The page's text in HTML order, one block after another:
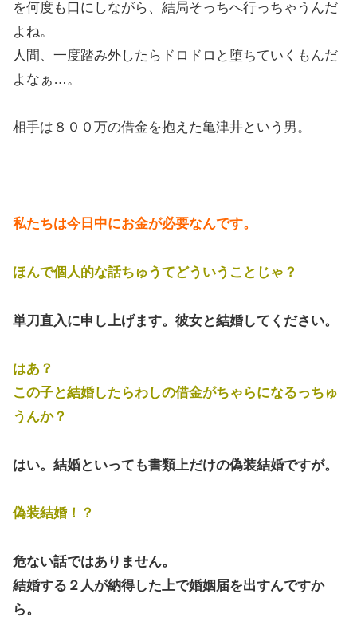
を何度も口にしながら、結局そっちへ行っちゃうんだ
よね。
人間、一度踏み外したらドロドロと堕ちていくもんだ
よなぁ…。
相手は８００万の借金を抱えた亀津井という男。
私たちは今日中にお金が必要なんです。
ほんで個人的な話ちゅうてどういうことじゃ？
単刀直入に申し上げます。彼女と結婚してください。
はあ？
この子と結婚したらわしの借金がちゃらになるっちゅ
うんか？
はい。結婚といっても書類上だけの偽装結婚ですが。
偽装結婚！？
危ない話ではありません。
結婚する２人が納得した上で婚姻届を出すんですか
ら。